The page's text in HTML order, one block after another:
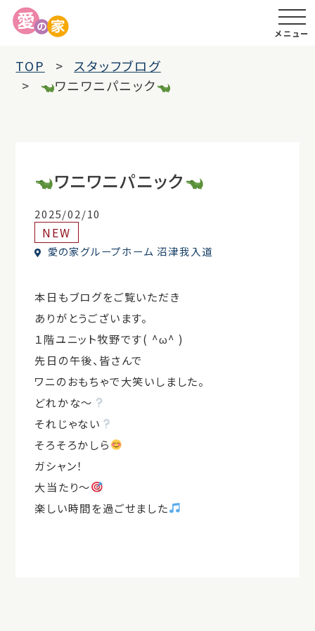
メニュー
TOP
スタッフブログ
ワニワニパニック
ワニワニパニック
2025/02/10
NEW
愛の家グループホーム 沼津我入道
本日もブログをご覧いただき
ありがとうございます。
１階ユニット牧野です( ^ω^ )
先日の午後、皆さんで
ワニのおもちゃで大笑いしました。
どれかな～
それじゃない
そろそろかしら
ガシャン！
大当たり～
楽しい時間を過ごせました